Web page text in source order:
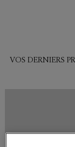
VOS DERNIERS